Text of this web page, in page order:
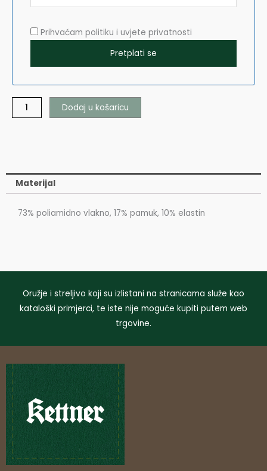
Prihvaćam politiku i uvjete privatnosti
Dodaj u košaricu
Materijal
73% poliamidno vlakno, 17% pamuk, 10% elastin
Oružje i streljivo koji su izlistani na stranicama služe kao
kataloški primjerci, te iste nije moguće kupiti putem web
trgovine.